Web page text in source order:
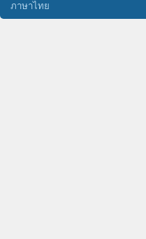
ภาษาไทย